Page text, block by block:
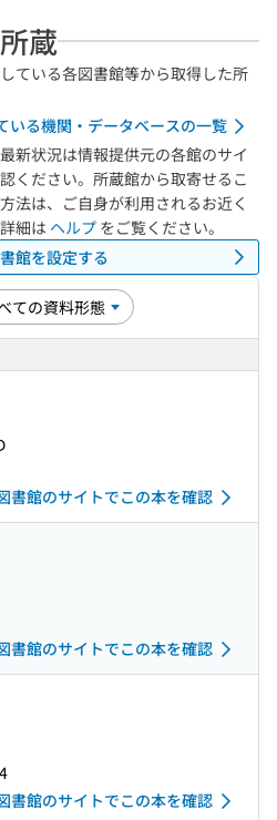
蔵
ている各図書館等から取得した所
いる機関・データベースの一覧
新状況は情報提供元の各館のサイ
ください。所蔵館から取寄せるこ
法は、ご自身が利用されるお近く
細は ヘルプ をご覧ください。
館を設定する
書館のサイトでこの本を確認
書館のサイトでこの本を確認
書館のサイトでこの本を確認